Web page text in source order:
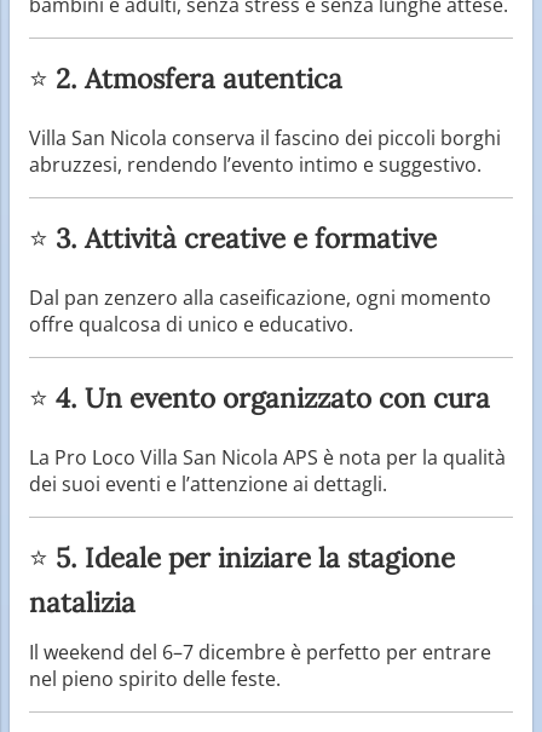
⭐ 2. Atmosfera autentica
Villa San Nicola conserva il fascino dei piccoli borghi
abruzzesi, rendendo l’evento intimo e suggestivo.
⭐ 3. Attività creative e formative
Dal pan zenzero alla caseificazione, ogni momento
offre qualcosa di unico e educativo.
⭐ 4. Un evento organizzato con cura
La Pro Loco Villa San Nicola APS è nota per la qualità
dei suoi eventi e l’attenzione ai dettagli.
⭐ 5. Ideale per iniziare la stagione
natalizia
Il weekend del 6–7 dicembre è perfetto per entrare
nel pieno spirito delle feste.